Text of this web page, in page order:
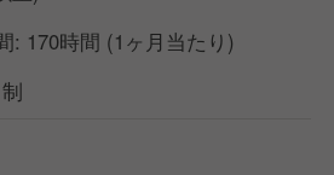
: 170時間 (1ヶ月当たり)